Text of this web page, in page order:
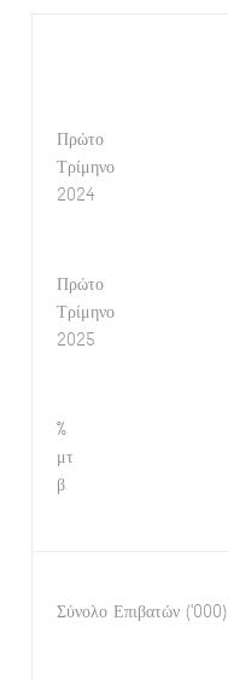
Πρώτο
Τρίμηνο
2024
Πρώτο
Τρίμηνο
2025
%
μτ
β
Σύνολο Επιβατών (‘000)